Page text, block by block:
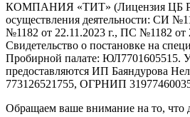
КОМПАНИЯ «ТИТ» (Лицензия ЦБ
осуществления деятельности: СИ
№1182 от 22.11.2023 г., ПС №1182 от
Свидетельство о постановке на
Пробирной палате: ЮЛ7701605515.
предоставляются ИП Баяндурова
773126521755, ОГРНИП
Обращаем ваше внимание на то, что